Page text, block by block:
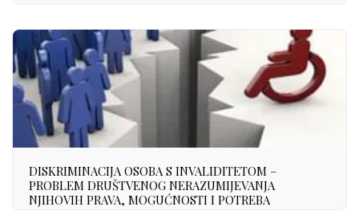
DISKRIMINACIJA OSOBA S INVALIDITETOM –
PROBLEM DRUŠTVENOG NERAZUMIJEVANJA
NJIHOVIH PRAVA, MOGUĆNOSTI I POTREBA